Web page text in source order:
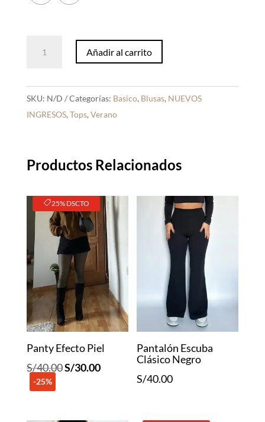
Algodón
Añadir al carrito
SKU: N/D Categorías: Basico, Blusas, NUEVOS
INGRESOS, Tops, Verano
Productos Relacionados
25% DSCTO
Panty Efecto Piel
S/40.00El
S/30.00El
-25%
Pantalón Escuba
Clásico Negro
S/40.00